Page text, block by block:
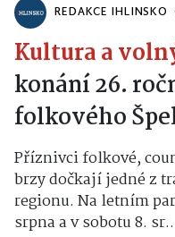
REDAKCE IHLINSKO
Kultura a
konání 26.
folkového
Příznivci folkové,
brzy dočkají jedné z
regionu. Na letním
srpna a v sobotu 8.